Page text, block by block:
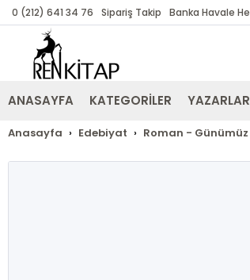
0 (212) 641 34 76 Sipariş Takip Banka Havale
ANASAYFA KATEGORİLER YAZARLAR
Anasayfa Edebiyat Roman - Günümüz